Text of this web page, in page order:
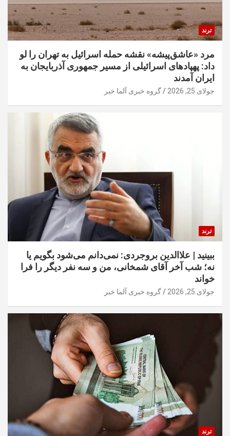
ترند
مرد «عاشق‌پیشه» نقشه حمله اسرائیل به تهران را لو
داد: پهپادهای اسرائیلی از مسیر جمهوری آذربایجان به
ایران آمدند
جولای 25, 2026 گروه خبری آلما خبر
ترند
ببینید | علاالدین بروجردی: نمی‌دانم می‌شود بگویم یا
نه؛ شب آخر آقای شمخانی، من و سه نفر دیگر را فرا
خواند
جولای 25, 2026 گروه خبری آلما خبر
ترند